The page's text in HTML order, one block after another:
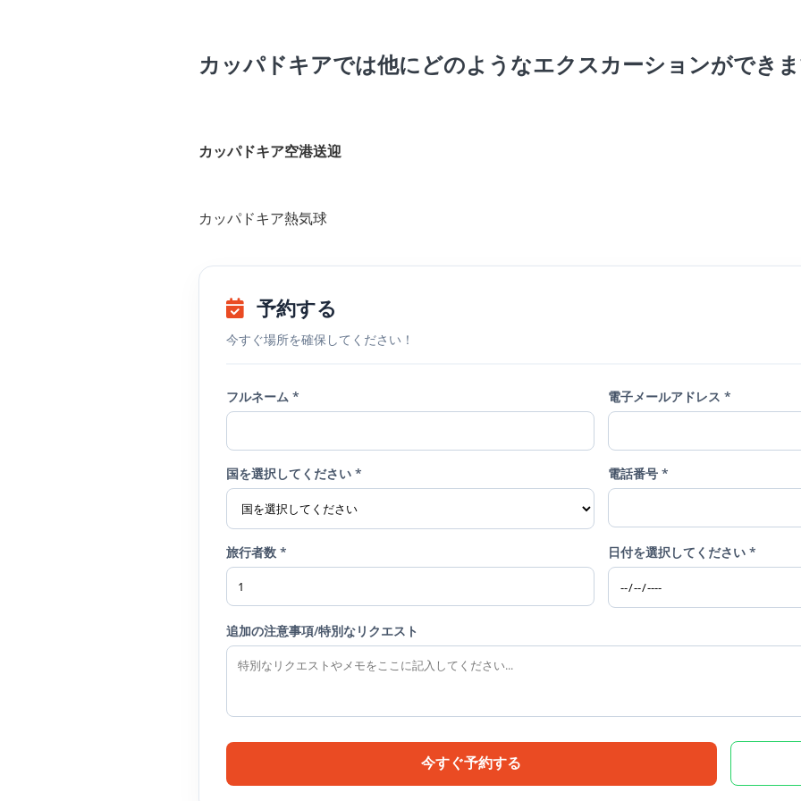
カッパドキアでは他にどのようなエクスカーションができ
カッパドキア空港送迎
カッパドキア熱気球
予約する
今すぐ場所を確保してください！
フルネーム * 電子メールアドレス *
国を選択してください * 電話番号 *
旅行者数 * 日付を選択してください *
追加の注意事項/特別なリクエスト
今すぐ予約する